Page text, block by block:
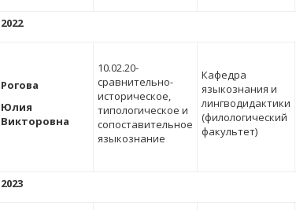
2022
Рогова
Юлия
Викторовна
10.02.20-
сравнительно-
историческое,
типологическое и
сопоставительное
языкознание
Кафедра
языкознания и
лингводидактики
(филологический
факультет)
2023